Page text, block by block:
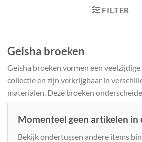
FILTER
Geisha broeken
Geisha broeken vormen een
collectie en zijn verkrijgbaar in
materialen. Deze broeken
jeans door hun afwerking en het
stoffen.
Momenteel geen artikelen in
Bekijk ondertussen andere items